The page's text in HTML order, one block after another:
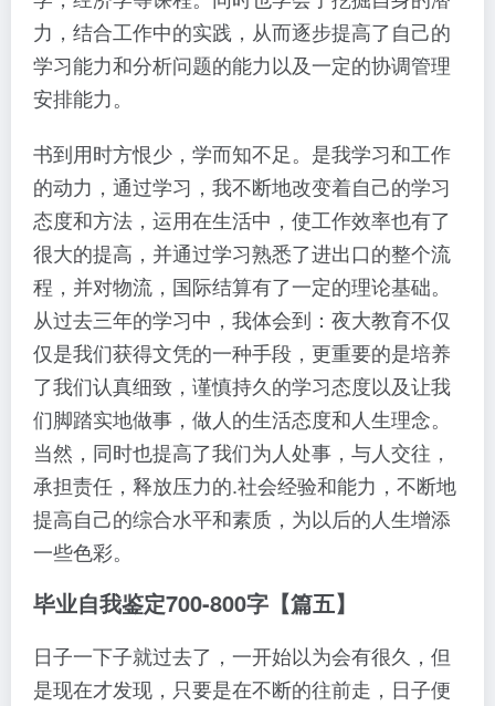
力，结合工作中的实践，从而逐步提高了自己的
学习能力和分析问题的能力以及一定的协调管理
安排能力。
书到用时方恨少，学而知不足。是我学习和工作
的动力，通过学习，我不断地改变着自己的学习
态度和方法，运用在生活中，使工作效率也有了
很大的提高，并通过学习熟悉了进出口的整个流
程，并对物流，国际结算有了一定的理论基础。
从过去三年的学习中，我体会到：夜大教育不仅
仅是我们获得文凭的一种手段，更重要的是培养
了我们认真细致，谨慎持久的学习态度以及让我
们脚踏实地做事，做人的生活态度和人生理念。
当然，同时也提高了我们为人处事，与人交往，
承担责任，释放压力的.社会经验和能力，不断地
提高自己的综合水平和素质，为以后的人生增添
一些色彩。
毕业自我鉴定700-800字【篇五】
日子一下子就过去了，一开始以为会有很久，但
是现在才发现，只要是在不断的往前走，日子便